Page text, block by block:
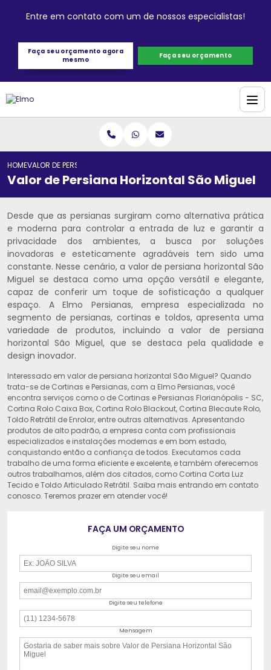
Entre em contato com um de nossos especialistas!
Faça seu orçamento agora
mesmo
Faça seu orçamento
HOMEVALOR DE PERSIANA HORIZONTAL SÃO MIGUEL
Valor de Persiana Horizontal São Miguel
Desde que as persianas surgiram como alternativa prática
e moderna para controlar a entrada de luz e garantir a
privacidade dos ambientes, a busca por soluções
inovadoras e esteticamente agradáveis tem sido uma
constante. Nesse cenário, a valor de persiana horizontal São
Miguel se destaca como uma opção versátil e elegante,
capaz de conferir um toque de sofisticação a qualquer
espaço. A Elmo Persianas, empresa especializada no
segmento de persianas, cortinas e toldos, apresenta uma
variedade de produtos, incluindo a valor de persiana
horizontal São Miguel, que se destaca pela qualidade e
design inovador.
Interessado em valor de persiana horizontal São Miguel? Quando
trata-se de Cortinas e Persianas, com a Elmo Persianas, você
encontra serviços como o de Cortinas e Persianas Florianópolis - SC,
Cortina Rolo Caixa Box, Cortina Rolo Blackout, Cortina Blecaute Rolo,
Toldo Retrátil de Enrolar, entre outras alternativas. Apresentando
produtos de alto padrão, a empresa conta com profissionais
especializados e instalações modernas e em bom estado,
conquistando então a confiança de todos. Executamos cada
trabalho de uma forma eficiente e excelente, e também oferecemos
outros trabalhamos, além dos citados, como Cortina Corta Luz
Tecido e Toldo Articulado Retrátil. Saiba mais entrando em contato
conosco. Teremos prazer em atender você!
FAÇA UM ORÇAMENTO
Digite seu nome
Digite seu email
Digite seu telefone
Mensagem